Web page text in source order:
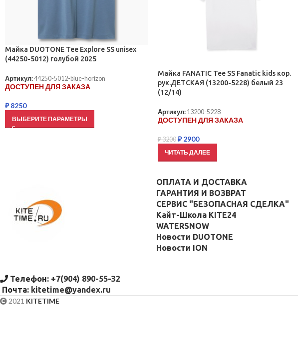
Майка DUOTONE Tee Explore SS unisex
(44250-5012) голубой 2025
Артикул:44250-5012-blue-horizon
ДОСТУПЕН ДЛЯ ЗАКАЗА
₽8250
ВЫБЕРИТЕ ПАРАМЕТРЫ
Майка FANATIC Tee SS Fanatic kids кор.
рук.ДЕТСКАЯ (13200-5228) белый 23
(12/14)
Артикул: 13200-5228
ДОСТУПЕН ДЛЯ ЗАКАЗА
₽3200 ₽2900
ЧИТАТЬ ДАЛЕЕ
Телефон: +7(904) 890-55-32
Почта: kitetime@yandex.ru
ОПЛАТА И ДОСТАВКА
ГАРАНТИЯ И ВОЗВРАТ
СЕРВИС "БЕЗОПАСНАЯ СДЕЛКА"
Кайт-Школа KITE24
WATERSNOW
Новости DUOTONE
Новости ION
2021 KITETIME